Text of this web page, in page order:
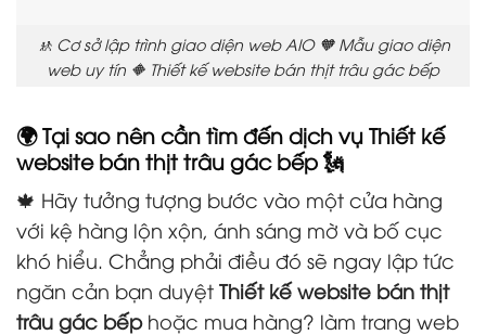
🚸 Cơ sở lập trình giao diện web AIO 🧡 Mẫu giao diện
web uy tín 🔶 Thiết kế website bán thịt trâu gác bếp
🌍 Tại sao nên cần tìm đến dịch vụ Thiết kế
website bán thịt trâu gác bếp 🗽
🍁 Hãy tưởng tượng bước vào một cửa hàng
với kệ hàng lộn xộn, ánh sáng mờ và bố cục
khó hiểu. Chẳng phải điều đó sẽ ngay lập tức
ngăn cản bạn duyệt Thiết kế website bán thịt
trâu gác bếphoặc mua hàng? làm trang web